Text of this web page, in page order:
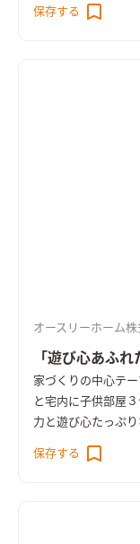
保存する
オースリーホーム
「遊び心あふ
家づくりの中心テ
と宅内に子供部屋
力と遊び心たっぷ
分な採光を確保す
配天井とし圧倒的
保存する